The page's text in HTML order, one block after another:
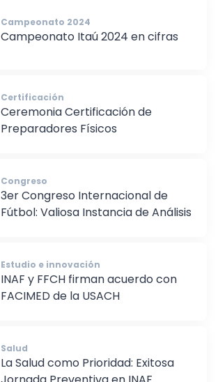
Campeonato 2024
Campeonato Itaú 2024 en cifras
Certificación
Ceremonia Certificación de
Preparadores Físicos
Congreso
3er Congreso Internacional de
Estudio e innovación
INAF y FFCH firman acuerdo con
Salud
La Salud como Prioridad: Exitosa